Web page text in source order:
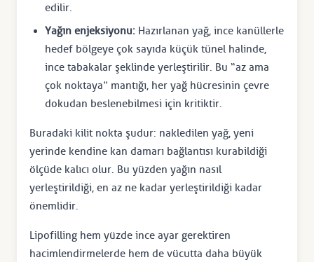
edilir.
Yağın enjeksiyonu: Hazırlanan yağ, ince kanüllerle
hedef bölgeye çok sayıda küçük tünel halinde,
ince tabakalar şeklinde yerleştirilir. Bu “az ama
çok noktaya” mantığı, her yağ hücresinin çevre
dokudan beslenebilmesi için kritiktir.
Buradaki kilit nokta şudur: nakledilen yağ, yeni
yerinde kendine kan damarı bağlantısı kurabildiği
ölçüde kalıcı olur. Bu yüzden yağın nasıl
yerleştirildiği, en az ne kadar yerleştirildiği kadar
önemlidir.
Lipofilling hem yüzde ince ayar gerektiren
hacimlendirmelerde hem de vücutta daha büyük